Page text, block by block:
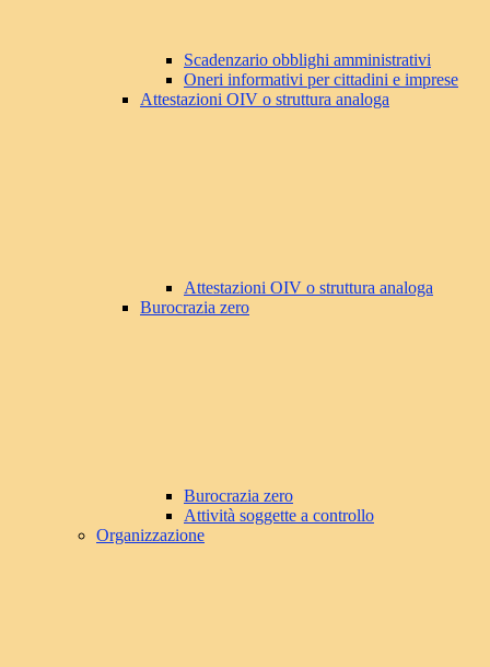
Scadenzario obblighi amministrativi
Oneri informativi per cittadini e imprese
Attestazioni OIV o struttura analoga
Attestazioni OIV o struttura analoga
Burocrazia zero
Burocrazia zero
Attività soggette a controllo
Organizzazione